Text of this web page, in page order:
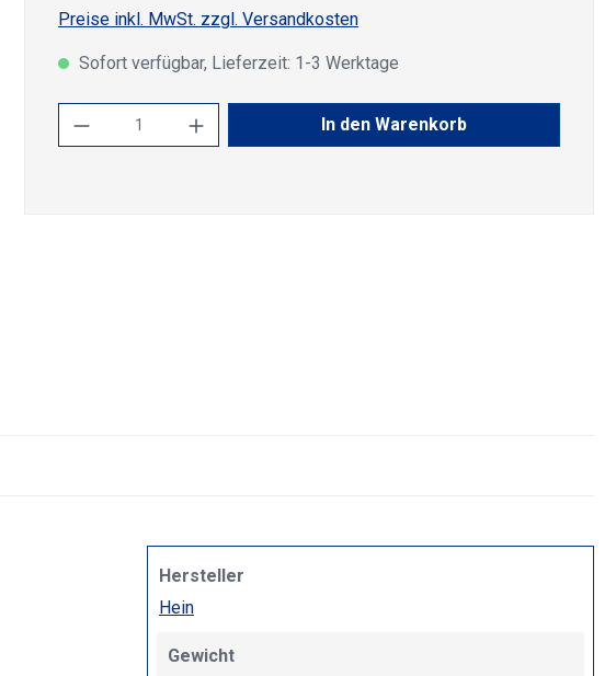
Preise inkl. MwSt. zzgl. Versandkosten
Sofort verfügbar, Lieferzeit: 1-3 Werktage
Produkt Anzahl: Gib den gewünschten Wert
In den Warenkorb
Hersteller
Hein
Gewicht